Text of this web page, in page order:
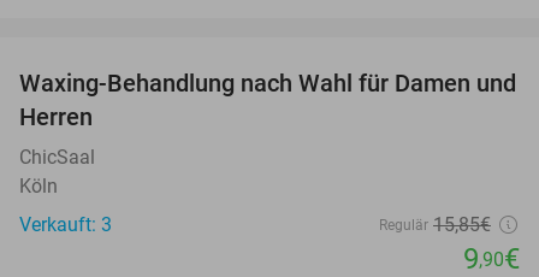
38%
NEW
TODAY
Waxing-Behandlung nach Wahl für Damen und
Herren
ChicSaal
Köln
Verkauft: 3
Regulär 15,85€
9,90€